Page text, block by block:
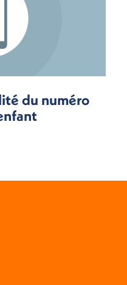
du numéro